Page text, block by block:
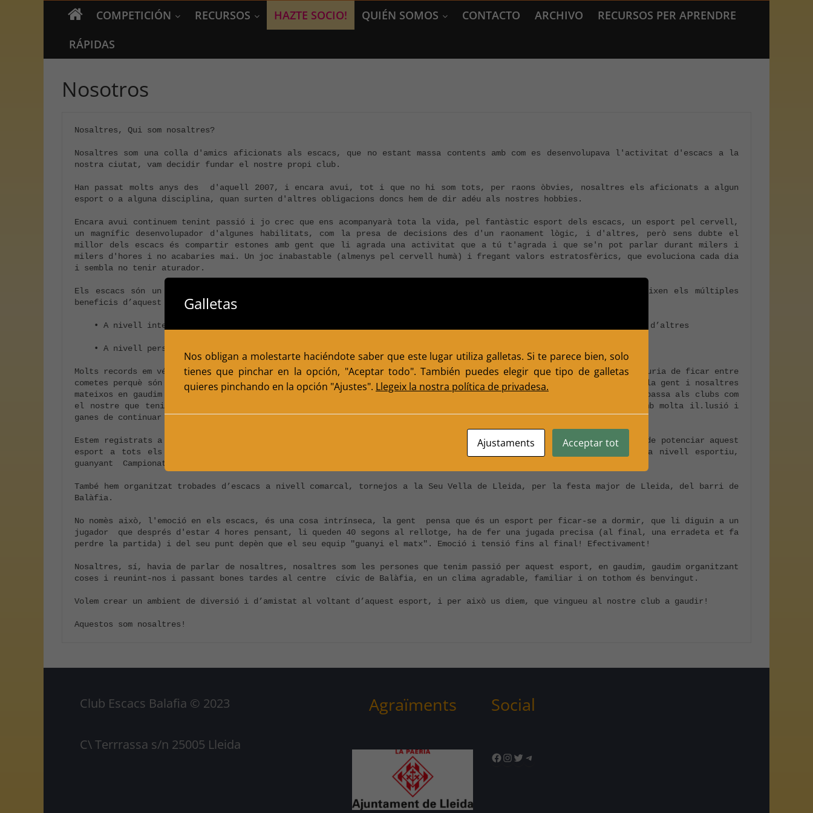
COMPETICIÓN RECURSOS HAZTE SOCIO! QUIÉN SOMOS CONTACTO ARCHIVO
RECURSOS PER APRENDRE
RÁPIDAS
Nosotros
Nosaltres, Qui som nosaltres?
Nosaltres som una colla d'amics aficionats als escacs, que no estant massa contents amb com es desenvolupava l'activitat d'escacs a la
nostra ciutat, vam decidir fundar el nostre propi club.
Han passat molts anys des  d'aquell 2007, i encara avui, tot i que no hi som tots, per raons òbvies, nosaltres els aficionats a algun
esport o a alguna disciplina, quan surten d'altres obligacions doncs hem de dir adéu als nostres hobbies.
Encara avui continuem tenint passió i jo crec que ens acompanyarà tota la vida, pel fantàstic esport dels escacs, un esport pel cervell,
un magnífic desenvolupador d'algunes habilitats, com la presa de decisions des d'un raonament lògic, i d'altres, però sens dubte el
millor dels escacs és compartir estones amb gent que li agrada una activitat que a tú t'agrada i que se'n pot parlar durant milers i
milers d'hores i no acabaries mai. Un joc inabastable (almenys pel cervell humà) i fregant valors estratosfèrics, que evoluciona cada dia
i sembla no tenir aturador.
Els escacs són un esport reconegut com a tal pel Comitè Olímpic Internacional (COI). Educadors i psicòlegs reconeixen els múltiples
beneficis d’aquest esport:
Molts records em vénen al cap de totes aquestes sortides amb els meus amics "dels escacs" que en realitat no els hi hauria de ficar entre
cometes perquè són els meus amics de debó. Sortides als pobles a jugar en equip, organització d'activitats per a que la gent i nosaltres
mateixos en gaudim (moltes vegades amb pena de que no ens hàgin pogut cedir més material i coses així (és el que ens passa als clubs com
el nostre que tenim un pressupost molt  minso)), al cap i a la fi, fem el que podem amb el que tenim i sobretot amb molta il.lusió i
ganes de continuar i continuar endavant amb aquest esport tan enriquidor per a tothom, desde nens, a avis.
Estem registrats a la Generalitat de Catalunya com Associació Esportiva (n.13848). Som un club jove amb moltes ganes de potenciar aquest
esport a tots els nivells, i continuem amb la tasca engegada fa quasi 15 anys,  on hem estat aconseguint èxits a nivell esportiu,
guanyant  Campionats de Catalunya per Equips de la nostra categoria, entre d’altres.
També hem organitzat trobades d’escacs a nivell comarcal, tornejos a la Seu Vella de Lleida, per la festa major de Lleida, del barri de
Balàfia.
No nomès això, l'emoció en els escacs, és una cosa intrínseca, la gent  pensa que és un esport per ficar-se a dormir, que li diguin a un
jugador  que després d'estar 4 hores pensant, li queden 40 segons al rellotge, ha de fer una jugada precisa (al final, una erradeta et fa
perdre la partida) i del seu punt depèn que el seu equip "guanyi el matx". Emoció i tensió fins al final! Efectivament!
Nosaltres, sí, havia de parlar de nosaltres, nosaltres som les persones que tenim passió per aquest esport, en gaudim, gaudim organitzant
coses i reunint-nos i passant bones tardes al centre  cívic de Balàfia, en un clima agradable, familiar i on tothom és benvingut.
Volem crear un ambient de diversió i d’amistat al voltant d’aquest esport, i per això us diem, que vingueu al nostre club a gaudir!
Aquestos som nosaltres!
Club Escacs Balafia © 2023
C\ Terrrassa s/n 25005 Lleida
Agraïments Social
Facebook
Instagram
TwitterTelegram
Galletas
Nos obligan a molestarte haciéndote saber que este lugar utiliza galletas. Si te parece bien, solo
tienes que pinchar en la opción, "Aceptar todo". También puedes elegir que tipo de galletas
quieres pinchando en la opción "Ajustes". Llegeix la nostra política de privadesa.
Ajustaments Acceptar tot